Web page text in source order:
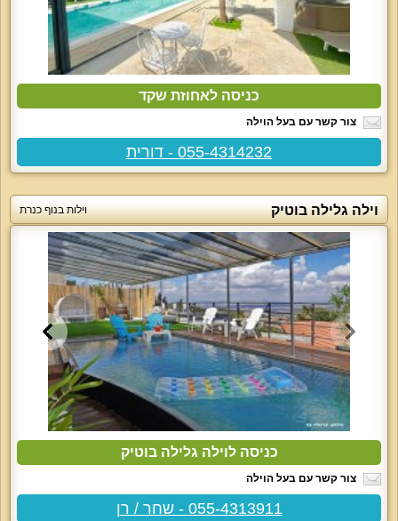
כניסה לאחוזת שקד
צור קשר עם בעל הוילה
055-4314232 - דורית
וילה גלילה בוטיק וילות בנוף כנרת
כניסה לוילה גלילה בוטיק
צור קשר עם בעל הוילה
055-4313911 - שחר / רן